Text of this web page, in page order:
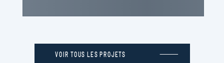
VOIR TOUS LES PROJETS